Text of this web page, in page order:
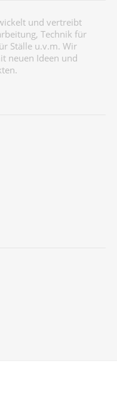
und vertreibt
Technik für
Ställe u.v.m. Wir
neuen Ideen und